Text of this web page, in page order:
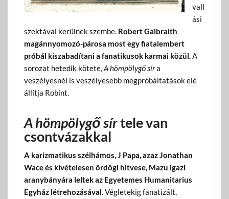
vall
ási
szektával kerülnek szembe. Robert Galbraith
magánnyomozó-párosa most egy fiatalembert
próbál kiszabadítani a fanatikusok karmai közül.A
sorozat hetedik kötete,A hömpölygő síra
veszélyesnél is veszélyesebb megpróbáltatások elé
állítja Robint.
A hömpölygő sírtele van
csontvázakkal
A karizmatikus szélhámos, J Papa, azaz Jonathan
Wace és kivételesen ördögi hitvese, Mazu igazi
aranybányára leltek az Egyetemes Humanitarius
Egyház létrehozásával.Végletekig fanatizált,